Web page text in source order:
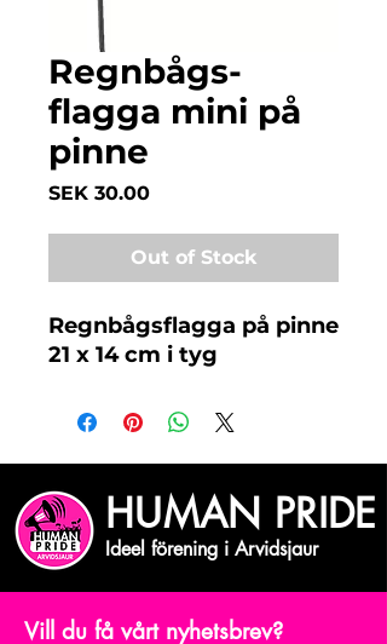
Regnbågs-
flagga mini på
pinne
SEK 30.00Price
Out of Stock
Regnbågsflagga på pinne
21 x 14 cm i tyg
HUMAN PRIDE
Ideel förening i Arvidsjaur
Vill du få vårt nyhetsbrev?